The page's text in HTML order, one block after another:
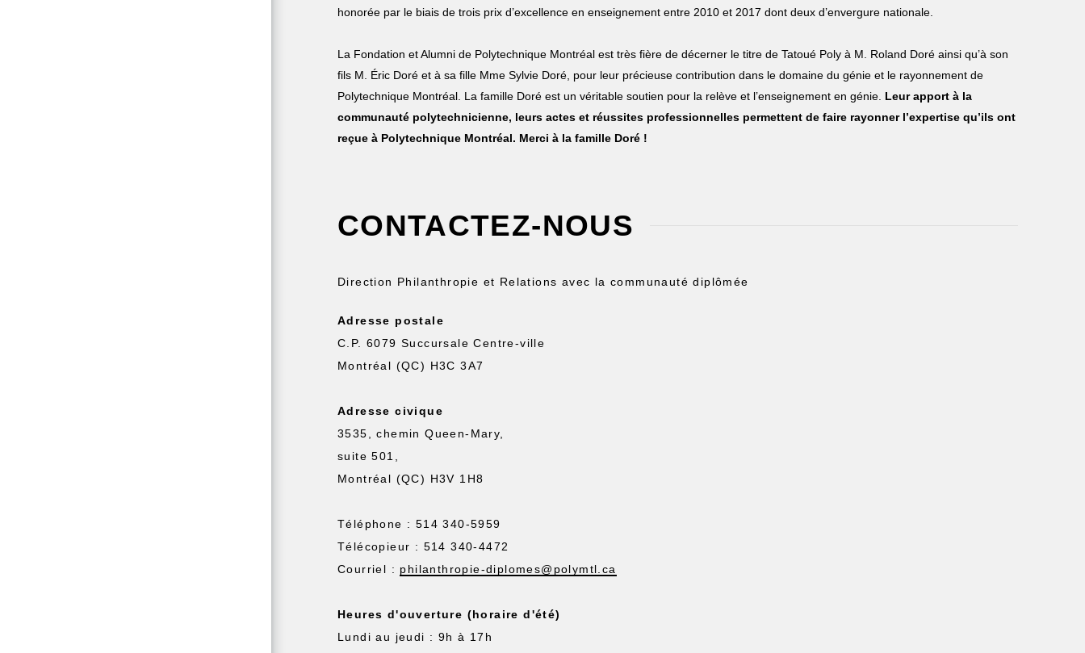
honorée par le biais de trois prix d’excellence en enseignement entre 2010 et 2017 dont deux d’envergure nationale.
La Fondation et Alumni de Polytechnique Montréal est très fière de décerner le titre de Tatoué Poly à M. Roland Doré ainsi qu’à son
fils M. Éric Doré et à sa fille Mme Sylvie Doré, pour leur précieuse contribution dans le domaine du génie et le rayonnement de
Polytechnique Montréal. La famille Doré est un véritable soutien pour la relève et l’enseignement en génie. Leur apport à la
communauté polytechnicienne, leurs actes et réussites professionnelles permettent de faire rayonner l’expertise qu’ils ont
reçue à Polytechnique Montréal. Merci à la famille Doré !
CONTACTEZ-NOUS
Direction Philanthropie et Relations avec la communauté diplômée
Adresse postale
C.P. 6079 Succursale Centre-ville
Montréal (QC) H3C 3A7
Adresse civique
3535, chemin Queen-Mary,
suite 501,
Montréal (QC) H3V 1H8
Téléphone : 514 340-5959
Télécopieur : 514 340-4472
Courriel : philanthropie-diplomes@polymtl.ca
Heures d'ouverture (horaire d'été)
Lundi au jeudi : 9h à 17h